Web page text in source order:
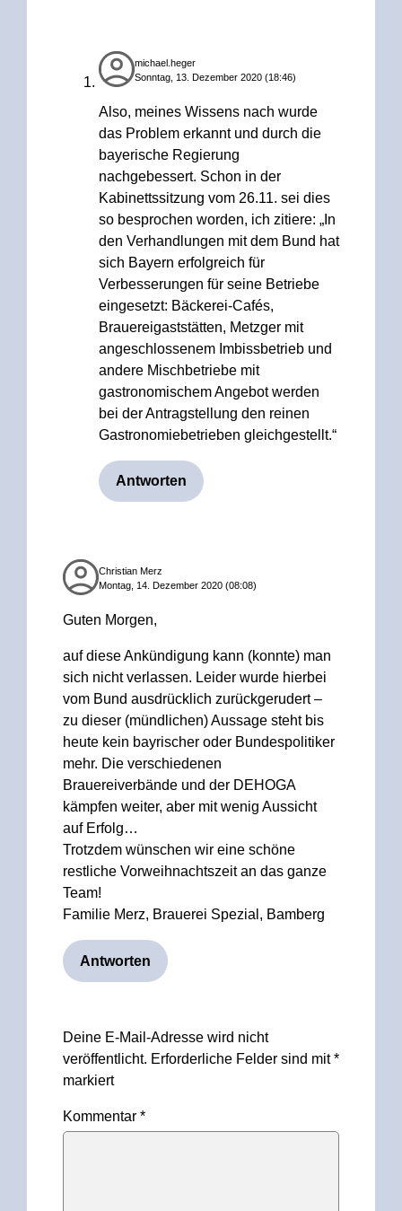
michael.heger
Sonntag, 13. Dezember 2020 (18:46)
Also, meines Wissens nach wurde
das Problem erkannt und durch die
bayerische Regierung
nachgebessert. Schon in der
Kabinettssitzung vom 26.11. sei dies
so besprochen worden, ich zitiere: „In
den Verhandlungen mit dem Bund hat
sich Bayern erfolgreich für
Verbesserungen für seine Betriebe
eingesetzt: Bäckerei-Cafés,
Brauereigaststätten, Metzger mit
angeschlossenem Imbissbetrieb und
andere Mischbetriebe mit
gastronomischem Angebot werden
bei der Antragstellung den reinen
Gastronomiebetrieben gleichgestellt.“
Antworten
Christian Merz
Montag, 14. Dezember 2020 (08:08)
Guten Morgen,
auf diese Ankündigung kann (konnte) man
sich nicht verlassen. Leider wurde hierbei
vom Bund ausdrücklich zurückgerudert –
zu dieser (mündlichen) Aussage steht bis
heute kein bayrischer oder Bundespolitiker
mehr. Die verschiedenen
Brauereiverbände und der DEHOGA
kämpfen weiter, aber mit wenig Aussicht
auf Erfolg…
Trotzdem wünschen wir eine schöne
restliche Vorweihnachtszeit an das ganze
Team!
Familie Merz, Brauerei Spezial, Bamberg
Antworten
Hinterlasse
einen
Kommentar
Deine E-Mail-Adresse wird nicht
veröffentlicht. Erforderliche Felder sind mit*
markiert
Kommentar *